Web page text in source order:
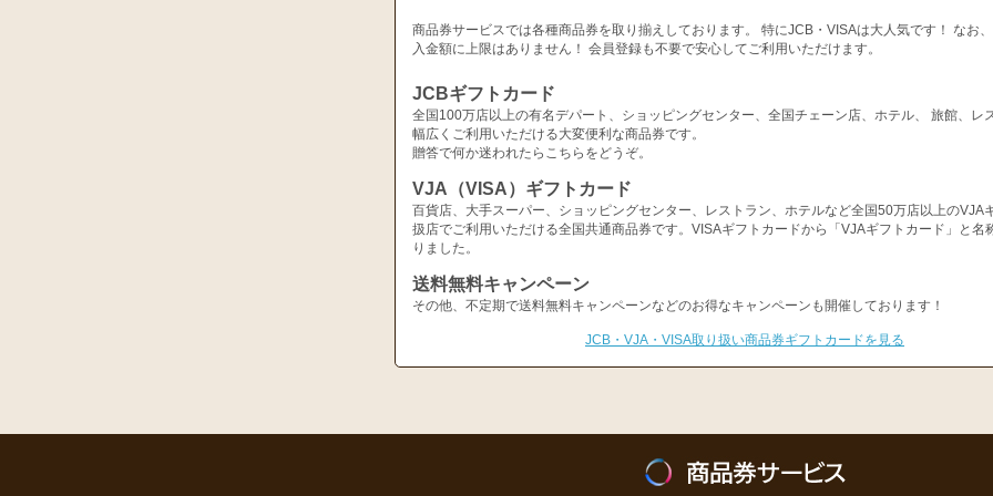
商品券サービスでは各種商品券を取り揃えしております。 特にJCB・VISAは大人気です！ なお
入金額に上限はありません！ 会員登録も不要で安心してご利用いただけます。
JCBギフトカード
全国100万店以上の有名デパート、ショッピングセンター、全国チェーン店、ホテル、 旅館、レ
幅広くご利用いただける大変便利な商品券です。
贈答で何か迷われたらこちらをどうぞ。
VJA（VISA）ギフトカード
百貨店、大手スーパー、ショッピングセンター、レストラン、ホテルなど全国50万店以上のVJA
扱店でご利用いただける全国共通商品券です。VISAギフトカードから「VJAギフトカード」と名
りました。
送料無料キャンペーン
その他、不定期で送料無料キャンペーンなどのお得なキャンペーンも開催しております！
JCB・VJA・VISA取り扱い商品券ギフトカードを見る